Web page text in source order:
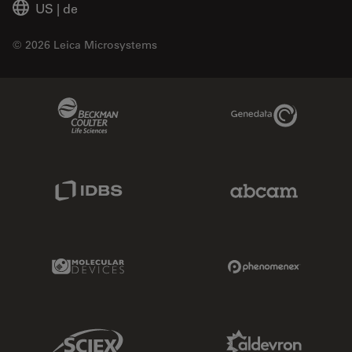
US | de
© 2026 Leica Microsystems
Genedata Link
Molecular Devices Link
Sciex Link